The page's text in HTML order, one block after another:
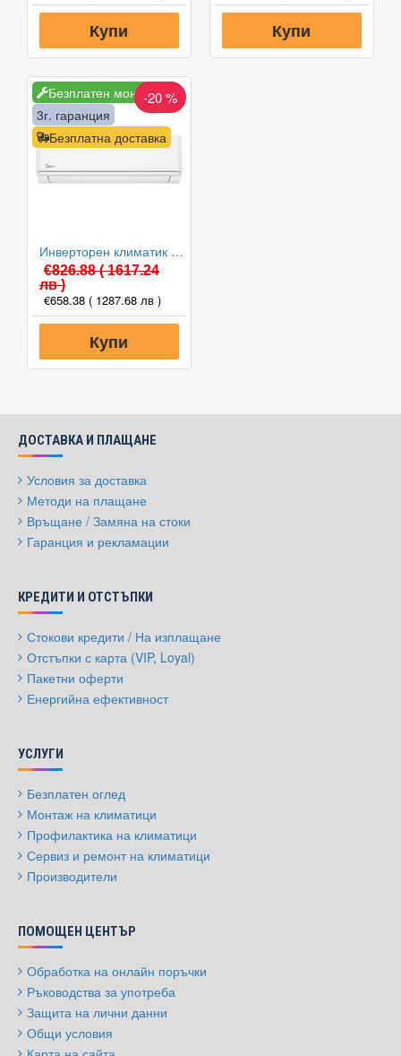
Купи Купи
Безплатен монтаж
Безплатна доставка
3г. гаранция
-20 %
Инверторен климатик Midea MA3-12HRDN8-QRD0GW/MA3-12HFN8-QR Prime, 12000 BTU, Клас A++
€826.88( 1617.24
лв )
€658.38 ( 1287.68 лв )
Купи
ДОСТАВКА И ПЛАЩАНЕ
Условия за доставка
Методи на плащане
Връщане / Замяна на стоки
Гаранция и рекламации
КРЕДИТИ И ОТСТЪПКИ
Стокови кредити / На изплащане
Отстъпки с карта (VIP, Loyal)
Пакетни оферти
Енергийна ефективност
УСЛУГИ
Безплатен оглед
Монтаж на климатици
Профилактика на климатици
Сервиз и ремонт на климатици
Производители
ПОМОЩЕН ЦЕНТЪР
Обработка на онлайн поръчки
Ръководства за употреба
Защита на лични данни
Общи условия